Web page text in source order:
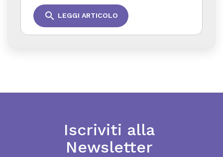
search LEGGI ARTICOLO
Iscriviti alla
Newsletter